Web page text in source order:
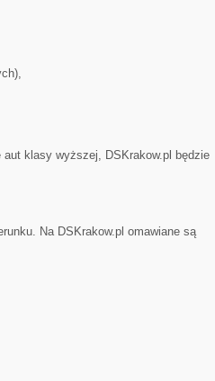
klasy wyższej, DSKrakow.pl będzie
Na DSKrakow.pl omawiane są